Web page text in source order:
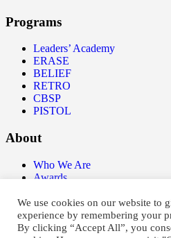
Programs
Leaders’ Academy
ERASE
BELIEF
RETRO
CBSP
PISTOL
About
Who We Are
Awards
Board Members
We use cookies on our website to
experience by remembering your
By clicking “Accept All”, you